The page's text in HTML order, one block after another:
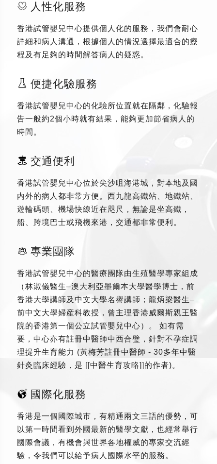
人性化服務
香港試管嬰兒中心提供個人化的服務，我們會耐心
詳細和病人溝通，根據個人的情況選擇最適合的療
程及有足夠的時間解答病人的疑惑。
便捷化驗服務
香港試管嬰兒中心的化驗所位置就在隔鄰，化驗報
告一般約2個小時就有結果，能夠更加節省病人的
時間。
交通便利
香港試管嬰兒中心位於尖沙咀海港城，對本地及國
内外的病人都非常方便。西九龍高鐵站、地鐵站、
遊輪碼頭、機場快線近在咫尺，無論是坐高鐵，
船、跨境巴士或飛機來港，交通都非常便利。
專業團隊
香港試管嬰兒中心的醫療團隊由生殖醫學專家組成
（林淑儀醫生–澳大利亞墨爾本大學醫學博士，前
香港大學講師及中文大學名譽講師；龍炳梁醫生–
前中文大學婦産科教授，曾主理香港威爾斯親王醫
院的香港第一個公立試管嬰兒中心）。 如有需
要，中心亦有註冊中醫師中西合璧，針對不孕症調
理提升生育能力 (黃梅芳註冊中醫師 - 30多年中醫
針灸臨床經驗，是 [[中醫生育攻略]]的作者)。
國際化服務
香港是一個國際城市，有精通兩文三語的優勢，可
以第一時間看到外國最新的醫學文獻，也經常舉行
國際會議，有機會與世界各地權威的專家交流經
驗，令我們可以給予病人國際水平的服務。